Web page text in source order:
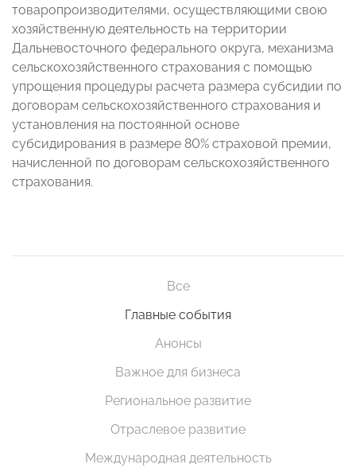
товаропроизводителями, осуществляющими свою
хозяйственную деятельность на территории
Дальневосточного федерального округа, механизма
сельскохозяйственного страхования с помощью
упрощения процедуры расчета размера субсидии по
договорам сельскохозяйственного страхования и
установления на постоянной основе
субсидирования в размере 80% страховой премии,
начисленной по договорам сельскохозяйственного
страхования.
Все
Главные события
Анонсы
Важное для бизнеса
Региональное развитие
Отраслевое развитие
Международная деятельность